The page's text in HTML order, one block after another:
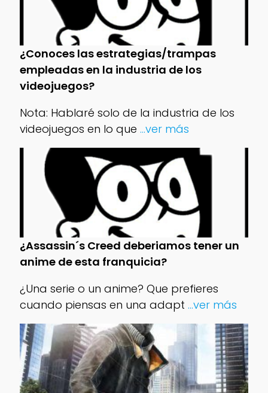
¿Conoces las estrategias/trampas
empleadas en la industria de los
videojuegos?
Nota: Hablaré solo de la industria de los
videojuegos en lo que ...ver más
¿Assassin´s Creed deberiamos tener un
anime de esta franquicia?
¿Una serie o un anime? Que prefieres
cuando piensas en una adapt ...ver más